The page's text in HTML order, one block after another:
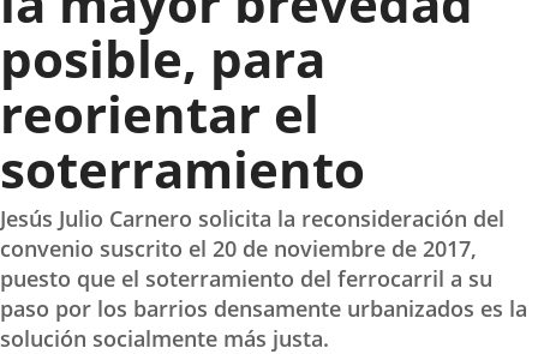
posible, para
reorientar el
soterramiento
Jesús Julio Carnero solicita la reconsideración del
convenio suscrito el 20 de noviembre de 2017,
puesto que el soterramiento del ferrocarril a su
paso por los barrios densamente urbanizados es la
solución socialmente más justa.